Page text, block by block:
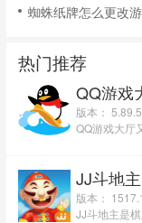
蜘蛛纸牌怎么更改
热门推荐
QQ游戏
版本：
JJ斗地主
版本：